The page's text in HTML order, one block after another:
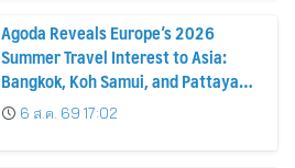
Agoda Reveals Europe’s 2026
Summer Travel Interest to Asia:
Bangkok, Koh Samui, and Pattaya
Among the Top Cities
6 ส.ค. 69 17:02